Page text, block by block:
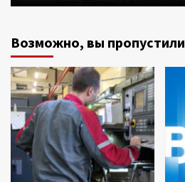
Возможно, вы пропустили